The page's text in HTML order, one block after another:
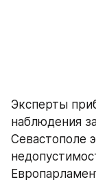
Эксперты
наблюдения
Севастополе